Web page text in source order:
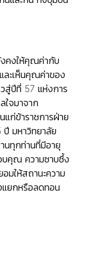
งคงให้คุณค่ากับ
ะเห็นคุณค่าของ
วสู่ปีที่ 57 แห่งการ
ใจมาจาก
แก่ข้าราชการฝ่าย
ปี มหาวิทยาลัย
ทุกท่านที่มีอายุ
บคุณ ความซาบซึ้ง
มให้สถานะความ
แยกหรือลดทอน